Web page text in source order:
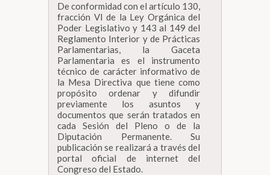
Comisiones
Biblioteca
Secretarías
Transparencia
De conformidad con el artículo 130,
fracción VI de la Ley Orgánica del
Poder Legislativo y 143 al 149 del
Reglamento Interior y de Prácticas
Parlamentarias, la Gaceta
Parlamentaria es el instrumento
técnico de carácter informativo de
la Mesa Directiva que tiene como
propósito ordenar y difundir
previamente los asuntos y
documentos que serán tratados en
cada Sesión del Pleno o de la
Diputación Permanente. Su
publicación se realizará a través del
portal oficial de internet del
Congreso del Estado.